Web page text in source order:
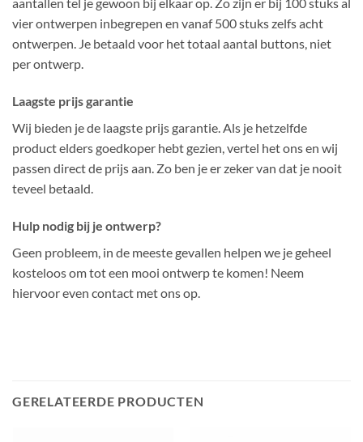
vier ontwerpen inbegrepen en vanaf 500 stuks zelfs acht
ontwerpen. Je betaald voor het totaal aantal buttons, niet
per ontwerp.
Laagste prijs garantie
Wij bieden je de laagste prijs garantie. Als je hetzelfde
product elders goedkoper hebt gezien, vertel het ons en wij
passen direct de prijs aan. Zo ben je er zeker van dat je nooit
teveel betaald.
Hulp nodig bij je ontwerp?
Geen probleem, in de meeste gevallen helpen we je geheel
kosteloos om tot een mooi ontwerp te komen! Neem
hiervoor even contact met ons op.
GERELATEERDE PRODUCTEN